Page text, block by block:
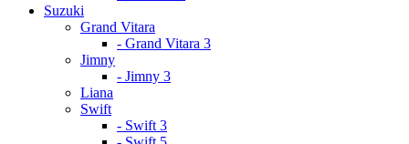
Suzuki
Grand Vitara
- Grand Vitara 3
Jimny
- Jimny 3
Liana
Swift
- Swift 3